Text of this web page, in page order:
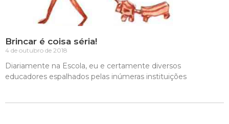
Brincar é coisa séria!
4 de outubro de 2018
Diariamente na Escola, eu e certamente diversos
educadores espalhados pelas inúmeras instituições